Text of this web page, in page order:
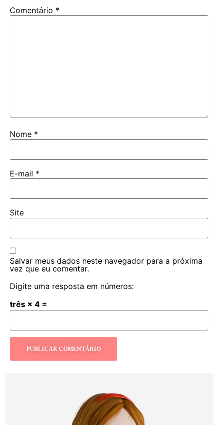
Comentário *
Nome *
E-mail *
Site
Salvar meus dados neste navegador para a próxima
vez que eu comentar.
Digite uma resposta em números:
três × 4 =